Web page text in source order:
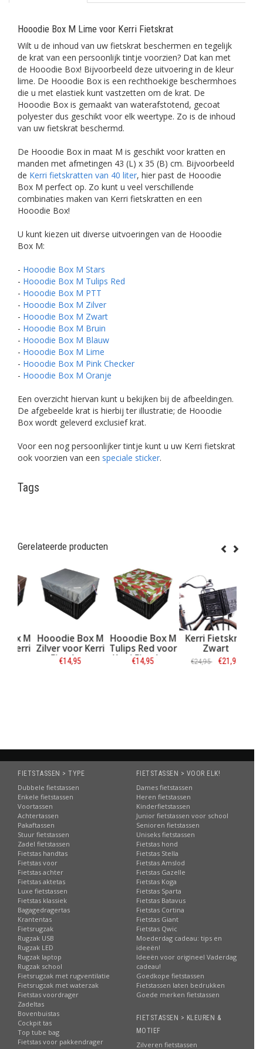
Hooodie Box M Lime voor Kerri Fietskrat
Wilt u de inhoud van uw fietskrat beschermen en tegelijk
de krat van een persoonlijk tintje voorzien? Dat kan met
de Hooodie Box! Bijvoorbeeld deze uitvoering in de kleur
lime. De Hooodie Box is een rechthoekige beschermhoes
die u met elastiek kunt vastzetten om de krat. De
Hooodie Box is gemaakt van waterafstotend, gecoat
polyester dus geschikt voor elk weertype. Zo is de inhoud
van uw fietskrat beschermd.
De Hooodie Box in maat M is geschikt voor kratten en
manden met afmetingen 43 (L) x 35 (B) cm. Bijvoorbeeld
de Kerri fietskratten van 40 liter, hier past de Hooodie
Box M perfect op. Zo kunt u veel verschillende
combinaties maken van Kerri fietskratten en een
Hooodie Box!
U kunt kiezen uit diverse uitvoeringen van de Hooodie
Box M:
- Hooodie Box M Stars
- Hooodie Box M Tulips Red
- Hooodie Box M PTT
- Hooodie Box M Zilver
- Hooodie Box M Zwart
- Hooodie Box M Bruin
- Hooodie Box M Blauw
- Hooodie Box M Lime
- Hooodie Box M Pink Checker
- Hooodie Box M Oranje
Een overzicht hiervan kunt u bekijken bij de afbeeldingen.
De afgebeelde krat is hierbij ter illustratie; de Hooodie
Box wordt geleverd exclusief krat.
Voor een nog persoonlijker tintje kunt u uw Kerri fietskrat
ook voorzien van een speciale sticker.
Tags
Gerelateerde producten
Hooodie Box M
Bruin voor Kerri
Fietskrat
Hooodie Box M
Zilver voor Kerri
Fietskrat
Hooodie Box M
Tulips Red voor
Kerri Fietskrat
€14,95
Kerri
FIETSTASSEN > TYPE
Dubbele fietstassen
Enkele fietstassen
Voortassen
Achtertassen
Pakaftassen
Stuur fietstassen
Zadel fietstassen
Fietstas handtas
Fietstas voor
Fietstas achter
Fietstas aktetas
Luxe fietstassen
Fietstas klassiek
Bagagedragertas
Krantentas
Fietsrugzak
Rugzak USB
Rugzak LED
Rugzak laptop
Rugzak school
Fietsrugzak met rugventilatie
Fietsrugzak met waterzak
Fietstas voordrager
Zadeltas
Bovenbuistas
Cockpit tas
Top tube bag
Fietstas voor pakkendrager
FIETSTASSEN > VOOR ELK!
Dames fietstassen
Heren fietstassen
Kinderfietstassen
Junior fietstassen voor school
Senioren fietstassen
Uniseks fietstassen
Fietstas hond
Fietstas Stella
Fietstas Amslod
Fietstas Gazelle
Fietstas Koga
Fietstas Sparta
Fietstas Batavus
Fietstas Cortina
Fietstas Giant
Fietstas Qwic
Moederdag cadeau: tips en
ideeën!
Ideeën voor origineel Vaderdag
cadeau!
Goedkope fietstassen
Fietstassen laten bedrukken
Goede merken fietstassen
FIETSTASSEN > KLEUREN &
MOTIEF
Zilveren fietstassen